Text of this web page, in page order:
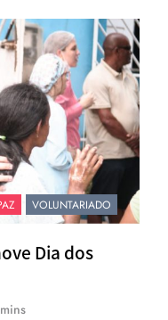
VOLUNTARIADO
Dia dos